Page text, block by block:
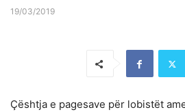
19/03/2019
Çështja e pagesave për lobistët